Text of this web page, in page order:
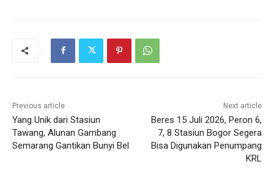
Previous article
Yang Unik dari Stasiun
Tawang, Alunan Gambang
Semarang Gantikan Bunyi Bel
Next article
Beres 15 Juli 2026, Peron 6,
7, 8 Stasiun Bogor Segera
Bisa Digunakan Penumpang
KRL